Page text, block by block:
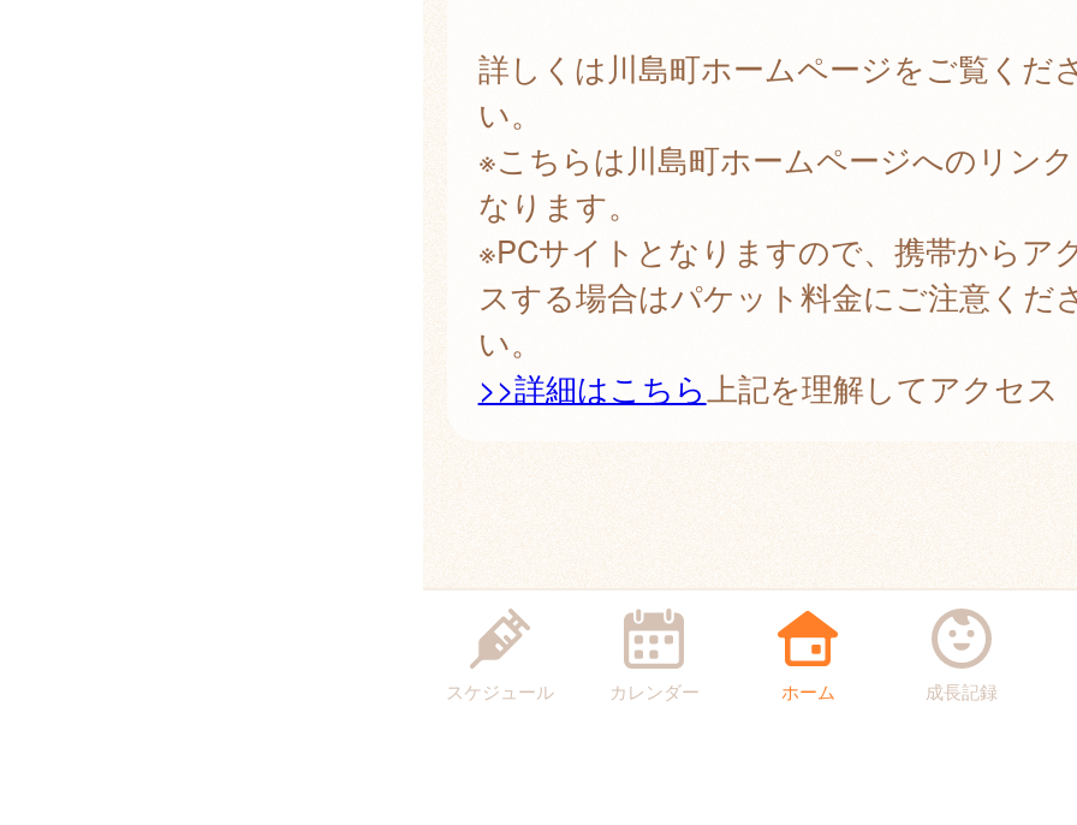
詳しくは川島町ホームページをご覧くだ
い。
※こちらは川島町ホームページへのリン
なります。
※PCサイトとなりますので、携帯からア
スする場合はパケット料金にご注意くだ
い。
>>詳細はこちら上記を理解してアクセス
スケジュール カレンダー ホーム 成長記録